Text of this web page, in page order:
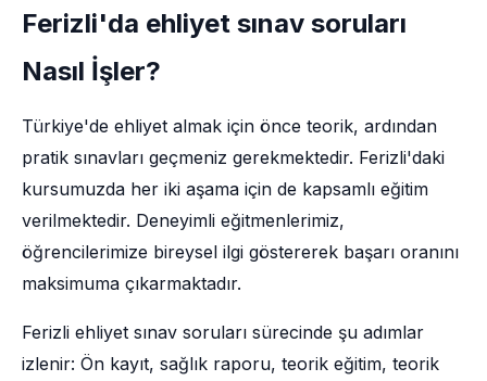
Ferizli'da ehliyet sınav soruları
Nasıl İşler?
Türkiye'de ehliyet almak için önce teorik, ardından
pratik sınavları geçmeniz gerekmektedir. Ferizli'daki
kursumuzda her iki aşama için de kapsamlı eğitim
verilmektedir. Deneyimli eğitmenlerimiz,
öğrencilerimize bireysel ilgi göstererek başarı oranını
maksimuma çıkarmaktadır.
Ferizli ehliyet sınav soruları sürecinde şu adımlar
izlenir: Ön kayıt, sağlık raporu, teorik eğitim, teorik